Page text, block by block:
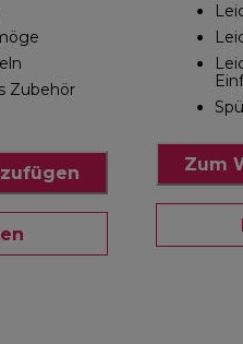
Zubehör
Zum